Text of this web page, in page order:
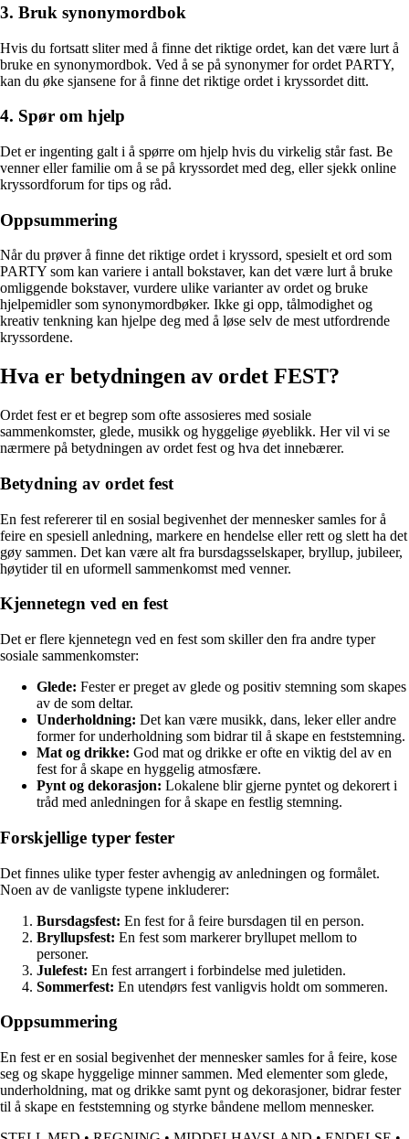
3. Bruk synonymordbok
Hvis du fortsatt sliter med å finne det riktige ordet, kan det være lurt å
bruke en synonymordbok. Ved å se på synonymer for ordet PARTY,
kan du øke sjansene for å finne det riktige ordet i kryssordet ditt.
4. Spør om hjelp
Det er ingenting galt i å spørre om hjelp hvis du virkelig står fast. Be
venner eller familie om å se på kryssordet med deg, eller sjekk online
kryssordforum for tips og råd.
Oppsummering
Når du prøver å finne det riktige ordet i kryssord, spesielt et ord som
PARTY som kan variere i antall bokstaver, kan det være lurt å bruke
omliggende bokstaver, vurdere ulike varianter av ordet og bruke
hjelpemidler som synonymordbøker. Ikke gi opp, tålmodighet og
kreativ tenkning kan hjelpe deg med å løse selv de mest utfordrende
kryssordene.
Hva er betydningen av ordet FEST?
Ordet fest er et begrep som ofte assosieres med sosiale
sammenkomster, glede, musikk og hyggelige øyeblikk. Her vil vi se
nærmere på betydningen av ordet fest og hva det innebærer.
Betydning av ordet fest
En fest refererer til en sosial begivenhet der mennesker samles for å
feire en spesiell anledning, markere en hendelse eller rett og slett ha det
gøy sammen. Det kan være alt fra bursdagsselskaper, bryllup, jubileer,
høytider til en uformell sammenkomst med venner.
Kjennetegn ved en fest
Det er flere kjennetegn ved en fest som skiller den fra andre typer
sosiale sammenkomster:
Glede: Fester er preget av glede og positiv stemning som skapes
av de som deltar.
Underholdning: Det kan være musikk, dans, leker eller andre
former for underholdning som bidrar til å skape en feststemning.
Mat og drikke: God mat og drikke er ofte en viktig del av en
fest for å skape en hyggelig atmosfære.
Pynt og dekorasjon: Lokalene blir gjerne pyntet og dekorert i
tråd med anledningen for å skape en festlig stemning.
Forskjellige typer fester
Det finnes ulike typer fester avhengig av anledningen og formålet.
Noen av de vanligste typene inkluderer:
Bursdagsfest: En fest for å feire bursdagen til en person.
Bryllupsfest: En fest som markerer bryllupet mellom to
personer.
Julefest: En fest arrangert i forbindelse med juletiden.
Sommerfest: En utendørs fest vanligvis holdt om sommeren.
Oppsummering
En fest er en sosial begivenhet der mennesker samles for å feire, kose
seg og skape hyggelige minner sammen. Med elementer som glede,
underholdning, mat og drikke samt pynt og dekorasjoner, bidrar fester
til å skape en feststemning og styrke båndene mellom mennesker.